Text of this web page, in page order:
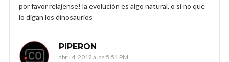
por favor relajense! la evolución es algo natural, o si no que
lo digan los dinosaurios
PIPERON
abril 4, 2012 a las 5:51 PM